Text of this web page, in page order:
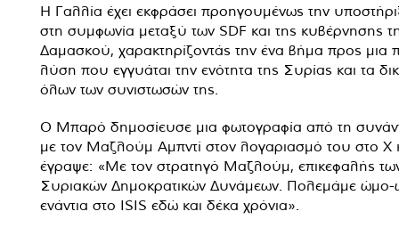
Η Γαλλία έχει εκφράσει προηγουμένως την
στη συμφωνία μεταξύ των SDF και της κυβέρνησης
Δαμασκού, χαρακτηρίζοντάς την ένα βήμα προς μια
λύση που εγγυάται την ενότητα της Συρίας και τα
όλων των συνιστωσών της.
Ο Μπαρό δημοσίευσε μια φωτογραφία από τη
με τον Μαζλούμ Αμπντί στον λογαριασμό του στο X
έγραψε: «Με τον στρατηγό Μαζλούμ, επικεφαλής
Συριακών Δημοκρατικών Δυνάμεων. Πολεμάμε
ενάντια στο ISIS εδώ και δέκα χρόνια».